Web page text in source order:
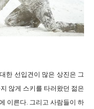
한 선입견이 많은 상진은 그
않게 스키를 타러왔던 젊은
이른다. 그리고 사람들이 하